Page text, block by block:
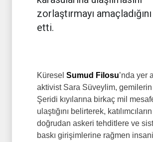
zorlaştırmayı
etti.
Küresel Sumud Filosu’nda yer
aktivist Sara Süveylim, gemilerin
Şeridi kıyılarına birkaç mil
ulaştığını belirterek, katılımcıların
doğrudan askeri tehditlere ve
baskı girişimlerine rağmen insani